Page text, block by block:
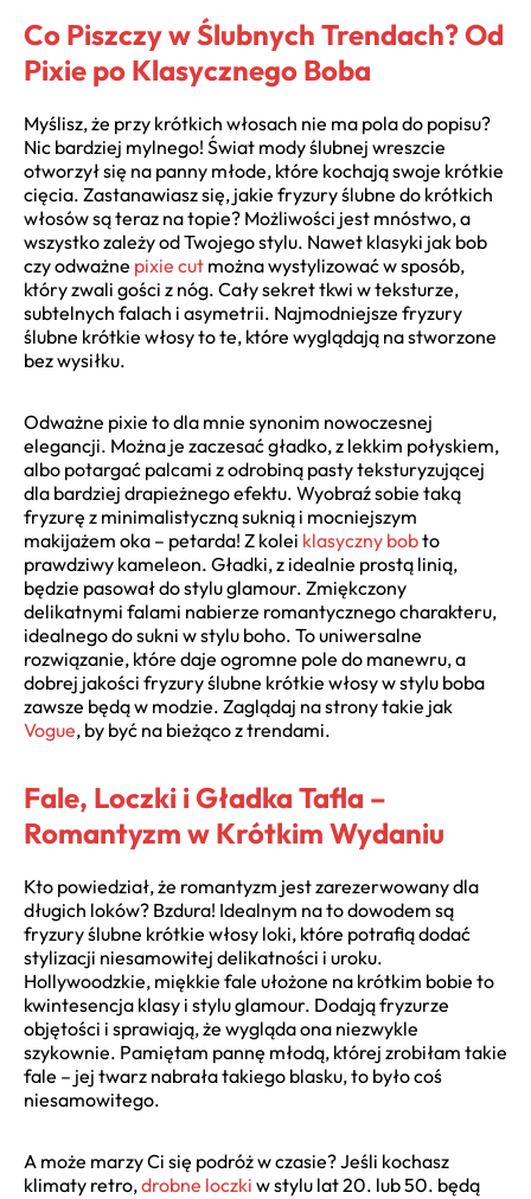
Co Piszczy w Ślubnych Trendach? Od
Pixie po Klasycznego Boba
Myślisz, że przy krótkich włosach nie ma pola do popisu?
Nic bardziej mylnego! Świat mody ślubnej wreszcie
otworzył się na panny młode, które kochają swoje krótkie
cięcia. Zastanawiasz się, jakie fryzury ślubne do krótkich
włosów są teraz na topie? Możliwości jest mnóstwo, a
wszystko zależy od Twojego stylu. Nawet klasyki jak bob
czy odważne pixie cut można wystylizować w sposób,
który zwali gości z nóg. Cały sekret tkwi w teksturze,
subtelnych falach i asymetrii. Najmodniejsze fryzury
ślubne krótkie włosy to te, które wyglądają na stworzone
bez wysiłku.
Odważne pixie to dla mnie synonim nowoczesnej
elegancji. Można je zaczesać gładko, z lekkim połyskiem,
albo potargać palcami z odrobiną pasty teksturyzującej
dla bardziej drapieżnego efektu. Wyobraź sobie taką
fryzurę z minimalistyczną suknią i mocniejszym
makijażem oka – petarda! Z kolei klasyczny bobto
prawdziwy kameleon. Gładki, z idealnie prostą linią,
będzie pasował do stylu glamour. Zmiękczony
delikatnymi falami nabierze romantycznego charakteru,
idealnego do sukni w stylu boho. To uniwersalne
rozwiązanie, które daje ogromne pole do manewru, a
dobrej jakości fryzury ślubne krótkie włosy w stylu boba
zawsze będą w modzie. Zaglądaj na strony takie jak
Vogue, by być na bieżąco z trendami.
Fale, Loczki i Gładka Tafla –
Romantyzm w Krótkim Wydaniu
Kto powiedział, że romantyzm jest zarezerwowany dla
długich loków? Bzdura! Idealnym na to dowodem są
fryzury ślubne krótkie włosy loki, które potrafią dodać
stylizacji niesamowitej delikatności i uroku.
Hollywoodzkie, miękkie fale ułożone na krótkim bobie to
kwintesencja klasy i stylu glamour. Dodają fryzurze
objętości i sprawiają, że wygląda ona niezwykle
szykownie. Pamiętam pannę młodą, której zrobiłam takie
fale – jej twarz nabrała takiego blasku, to było coś
niesamowitego.
A może marzy Ci się podróż w czasie? Jeśli kochasz
klimaty retro,drobne loczki w stylu lat 20. lub 50. będą